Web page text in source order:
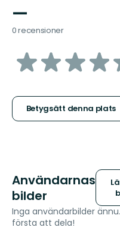
—
0 recensioner
av
stjärnor
Betygsätt denna plats
Användarnas
bilder
Inga användarbilder
första att dela!